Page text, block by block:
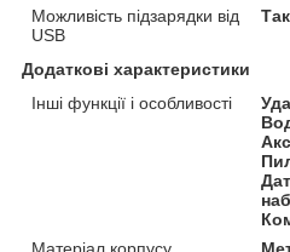
Можливість підзарядки від
USB
Так
Додаткові характеристики
Інші функції і особливості